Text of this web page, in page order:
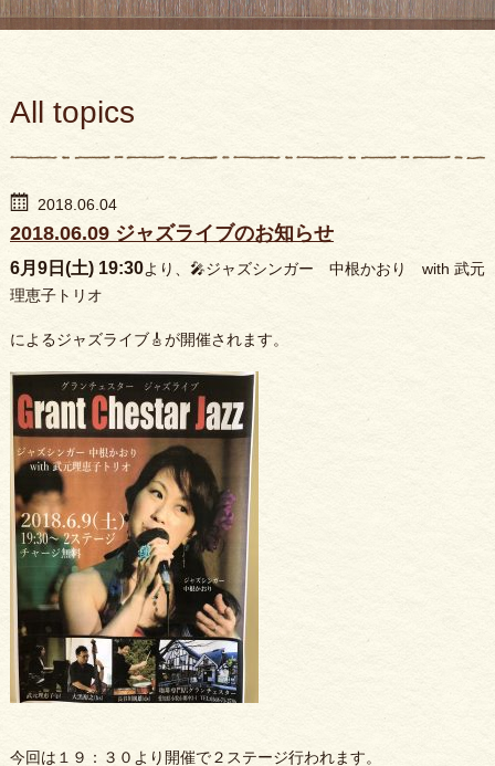
All topics
2018.06.04
2018.06.09 ジャズライブのお知らせ
6月9日(土) 19:30より、🎤ジャズシンガー 中根かおり with 武元
理恵子トリオ
によるジャズライブ🎸が開催されます。
今回は１９：３０より開催で２ステージ行われます。